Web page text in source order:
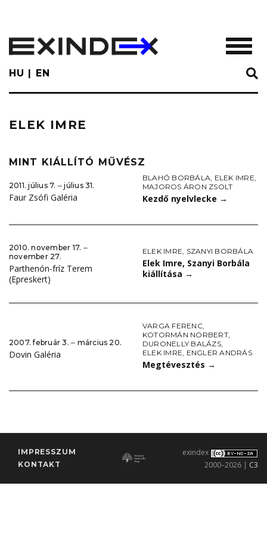
main
content
HU EN
ELEK IMRE
MINT KIÁLLÍTÓ MŰVÉSZ
2011. július 7. ‒ július 31.
Faur Zsófi Galéria
BLAHÓ BORBÁLA, ELEK IMRE,
MAJOROS ÁRON ZSOLT
Kezdő nyelvlecke →
2010. november 17. ‒
november 27.
Parthenón-fríz Terem
(Epreskert)
ELEK IMRE SZANYI BORBÁLA
Elek Imre, Szanyi Borbála
kiállítása →
2007. február 3. ‒ március 20.
Dovin Galéria
VARGA FERENC,
KOTORMÁN NORBERT,
DURONELLY BALÁZS,
ELEK IMRE, ENGLER ANDRÁS
Megtévesztés →
IMPRESSZUM
KONTAKT
exindex
2000–2026 | C3